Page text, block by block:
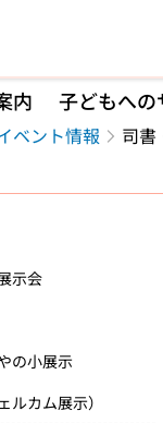
内 子どもへの
ベント情報 司書
示会
の小展示
カム展示）